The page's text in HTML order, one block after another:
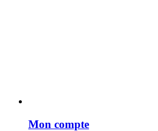
Mon compte